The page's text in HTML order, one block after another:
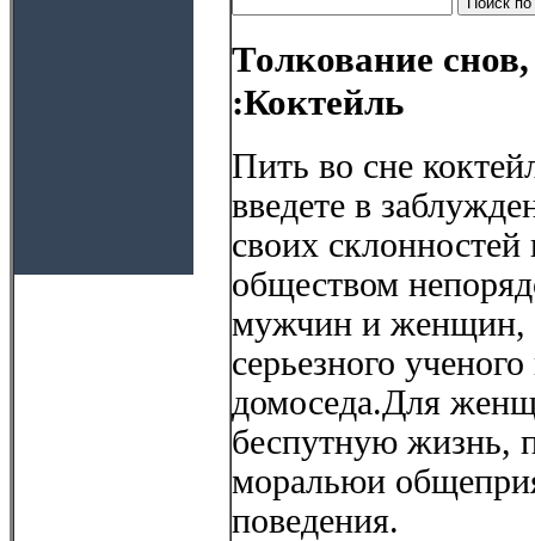
Толкование
:Коктейль
Пить во сне
введете в
своих склонностей
обществом
мужчин и женщин,
серьезного
домоседа.Для
беспутную жизнь,
моральюи
поведения.